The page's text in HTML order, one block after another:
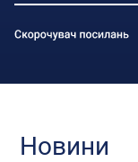
Новини